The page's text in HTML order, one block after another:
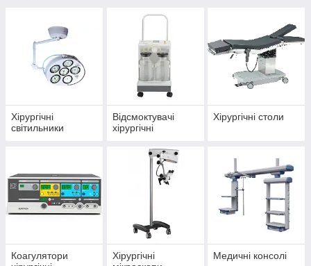
Хірургічні
світильники
Відсмоктувачі
хірургічні
Хірургічні столи
Коагулятори
Хірургічні
Медичні консолі